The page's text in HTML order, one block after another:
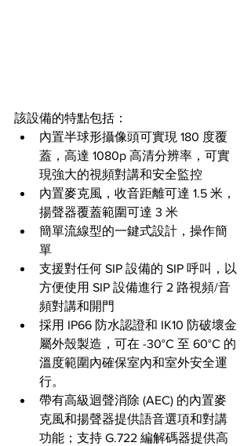
該設備的特點包括：
內置半球形攝像頭可實現 180 度覆
蓋，高達 1080p 高清分辨率，可實
現強大的視頻對講和安全監控
內置麥克風，收音距離可達 1.5 米，
揚聲器覆蓋範圍可達 3 米
簡單流線型的一鍵式設計，操作簡
單
支援對任何 SIP 設備的 SIP 呼叫，以
方便使用 SIP 設備進行 2 路視頻/音
頻對講和開門
採用 IP66 防水認證和 IK10 防破壞金
屬外殼製造，可在 -30°C 至 60°C 的
溫度範圍內確保室內和室外安全運
行。
帶有高級迴聲消除 (AEC) 的內置麥
克風和揚聲器提供語音選項和對講
功能；支持 G.722 編解碼器提供高